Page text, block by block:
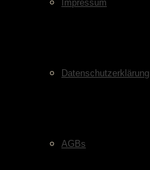
Impressum
Datenschutzerklärung
AGBs